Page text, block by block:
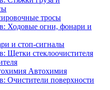
тросы
и стоп-сигналы
Автохимия